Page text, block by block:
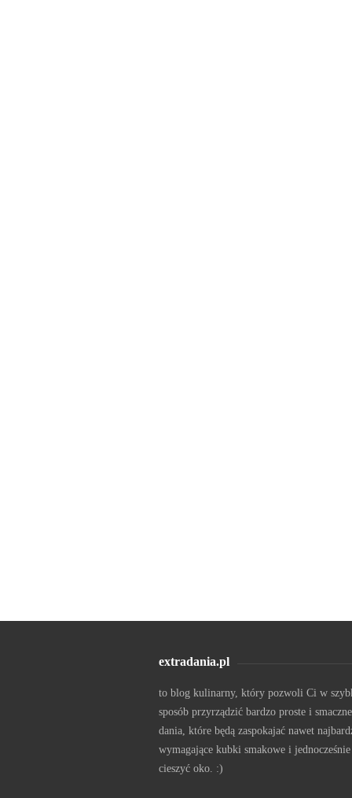
extradania.pl
to blog kulinarny, który pozwoli Ci w
sposób przyrządzić bardzo proste i smaczne
dania, które będą zaspokajać nawet
wymagające kubki smakowe i jednocześnie
cieszyć oko. :)